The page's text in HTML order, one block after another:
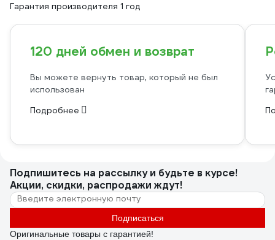
Гарантия производителя 1 год
120 дней обмен и возврат
Вы можете вернуть товар, который не был
использован
Подробнее
Подпишитесь на рассылкуи будьте в курсе!
Акции, скидки, распродажи ждут!
Подписаться
Оригинальные товары с гарантией!